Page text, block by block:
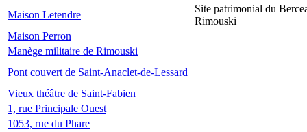
Maison Letendre
Site patrimonial du
Rimouski
Maison Perron
Manège militaire de Rimouski
Pont couvert de Saint-Anaclet-de-Lessard
Vieux théâtre de Saint-Fabien
1, rue Principale Ouest
1053, rue du Phare